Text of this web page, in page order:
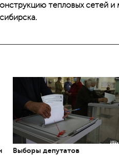
тепловых сетей
Выборы депутатов